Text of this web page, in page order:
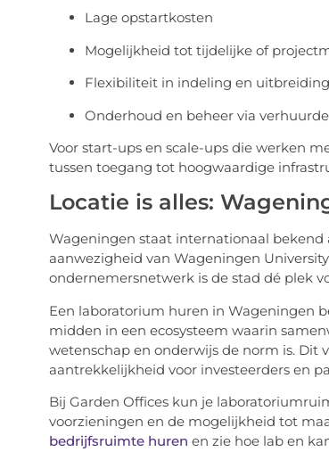
Lage opstartkosten
Mogelijkheid tot tijdelijke of
Flexibiliteit in indeling en
Onderhoud en beheer via
Voor start-ups en scale-ups die werken
tussen toegang tot hoogwaardige
Locatie is alles:
Wageningen staat internationaal
aanwezigheid van Wageningen
ondernemersnetwerk is de stad dé plek
Een laboratorium huren in Wageningen
midden in een ecosysteem waarin
wetenschap en onderwijs de norm is. Dit
aantrekkelijkheid voor investeerders en
Bij Garden Offices kun je
voorzieningen en de mogelijkheid tot
bedrijfsruimte huren en zie hoe lab en